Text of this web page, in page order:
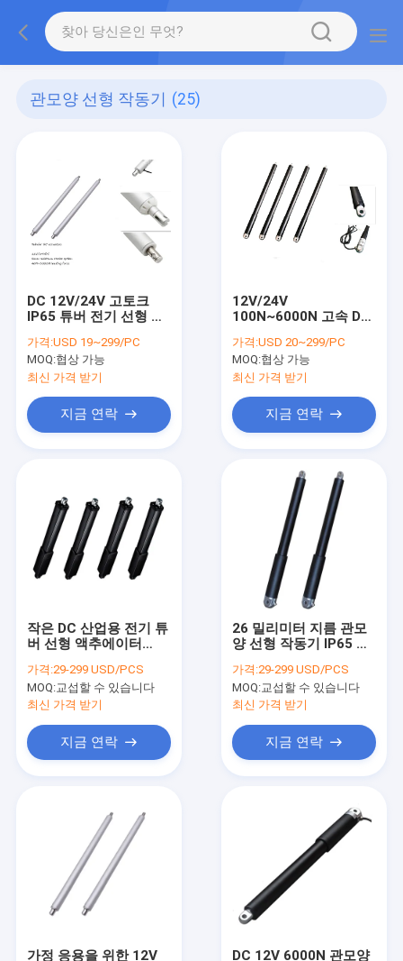
관모양 선형 작동기 (25)
DC 12V/24V 고토크
IP65 튜버 전기 선형 액
가격:USD 19~299/PC
MOQ:협상 가능
최신 가격 받기
지금 연락
12V/24V
100N~6000N 고속 DC
에터
가격:USD 20~299/PC
MOQ:협상 가능
최신 가격 받기
지금 연락
작은 DC 산업용 전기 튜
버 선형 액추에이터
가격:29-299 USD/PCS
MOQ:교섭할 수 있습니다
최신 가격 받기
지금 연락
26 밀리미터 지름 관모
양 선형 작동기 IP65 방
가격:29-299 USD/PCS
MOQ:교섭할 수 있습니다
최신 가격 받기
지금 연락
가정 응용을 위한 12V
DC 12V 6000N 관모양